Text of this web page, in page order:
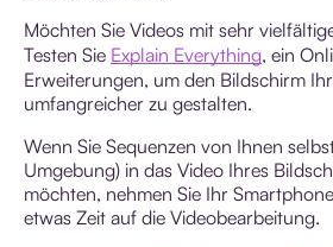
Möchten Sie Videos mit sehr
Testen Sie Explain Everything, ein
Erweiterungen, um den Bildschirm
umfangreicher zu gestalten.
Wenn Sie Sequenzen von Ihnen
Umgebung) in das Video Ihres
möchten, nehmen Sie Ihr
etwas Zeit auf die Videobearbeitung.